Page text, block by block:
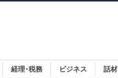
経理･税務 ビジネス 話材